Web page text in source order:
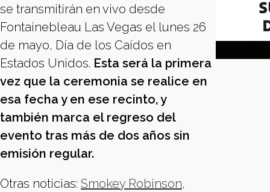
se transmitirán en vivo desde
Fontainebleau Las Vegas el lunes 26
de mayo, Día de los Caídos en
Estados Unidos. Esta será la primera
vez que la ceremonia se realice en
esa fecha y en ese recinto, y
también marca el regreso del
evento tras más de dos años sin
emisión regular.
Otras noticias: Smokey Robinson,